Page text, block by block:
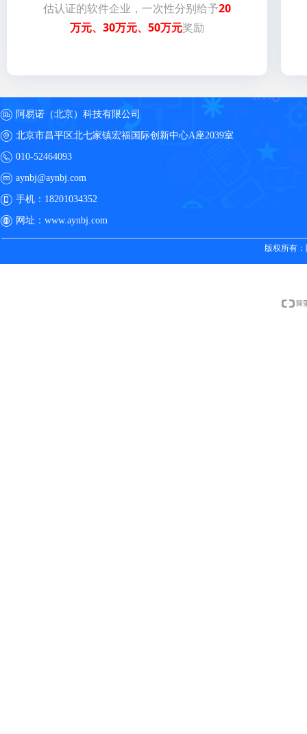
估认证的软件企业，一次性分别给予20
万元、30万元、50万元奖励
阿易诺（北京）科技有限公司
北京市昌平区北七家镇宏福国际创新中心A座2039室
010-52464093
aynbj@aynbj.com
手机： 18201034352
网址： www.aynbj.com
版权所有